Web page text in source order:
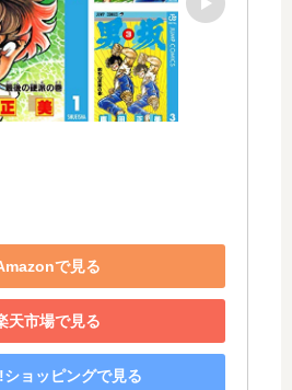
で見る
天市場で見る
ョッピングで見る